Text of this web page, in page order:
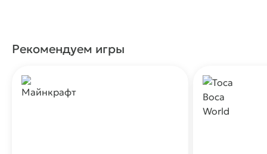
Рекомендуем игры